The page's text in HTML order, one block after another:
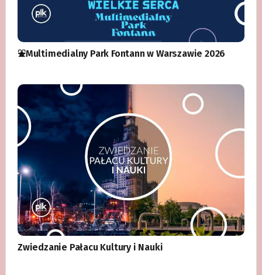
⛲️Multimedialny Park Fontann w Warszawie 2026
Zwiedzanie Pałacu Kultury i Nauki